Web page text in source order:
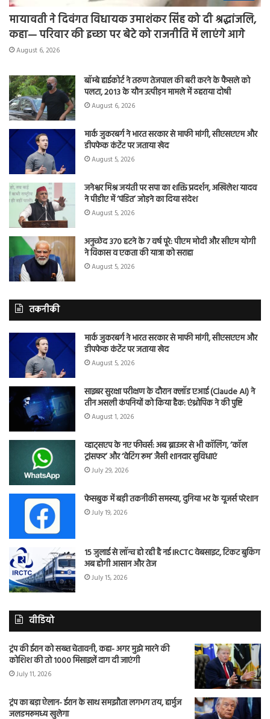
मायावती ने दिवंगत विधायक उमाशंकर सिंह को दी श्रद्धांजलि,
कहा— परिवार की इच्छा पर बेटे को राजनीति में लाएंगे आगे
August 6, 2026
बॉम्बे हाईकोर्ट ने तरुण तेजपाल की बरी करने के फैसले को
पलटा, 2013 के यौन उत्पीड़न मामले में ठहराया दोषी
August 6, 2026
मार्क जुकरबर्ग ने भारत सरकार से माफी मांगी, सीएसएएम और
डीपफेक कंटेंट पर जताया खेद
August 5, 2026
जनेश्वर मिश्र जयंती पर सपा का शक्ति प्रदर्शन, अखिलेश यादव
ने पीडीए में ‘पंडित’ जोड़ने का दिया संदेश
August 5, 2026
अनुच्छेद 370 हटने के 7 वर्ष पूरे: पीएम मोदी और सीएम योगी
ने विकास व एकता की यात्रा को सराहा
August 5, 2026
तकनीकी
मार्क जुकरबर्ग ने भारत सरकार से माफी मांगी, सीएसएएम और
डीपफेक कंटेंट पर जताया खेद
August 5, 2026
साइबर सुरक्षा परीक्षण के दौरान क्लॉड एआई (Claude AI) ने
तीन असली कंपनियों को किया हैक: एंथ्रोपिक ने की पुष्टि
August 1, 2026
व्हाट्सएप के नए फीचर्स: अब ब्राउजर से भी कॉलिंग, ‘कॉल
ट्रांसफर’ और ‘वेटिंग रूम’ जैसी शानदार सुविधाएं
July 29, 2026
फेसबुक में बड़ी तकनीकी समस्या, दुनिया भर के यूजर्स परेशान
July 19, 2026
15 जुलाई से लॉन्च हो रही है नई IRCTC वेबसाइट, टिकट बुकिंग
अब होगी आसान और तेज
July 15, 2026
वीडियो
ट्रंप की ईरान को सख्त चेतावनी, कहा- अगर मुझे मारने की
कोशिश की तो 1000 मिसाइलें दाग दी जाएंगी
July 11, 2026
ट्रंप का बड़ा ऐलान- ईरान के साथ समझौता लगभग तय, हार्मुज
जलडमरूमध्य खुलेगा